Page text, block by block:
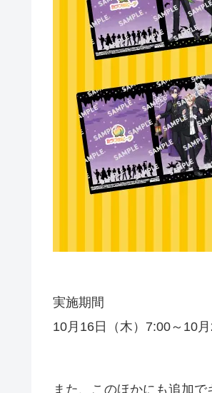
実施期間
10月16日（木）7:00～10月
また、このほかにも追加